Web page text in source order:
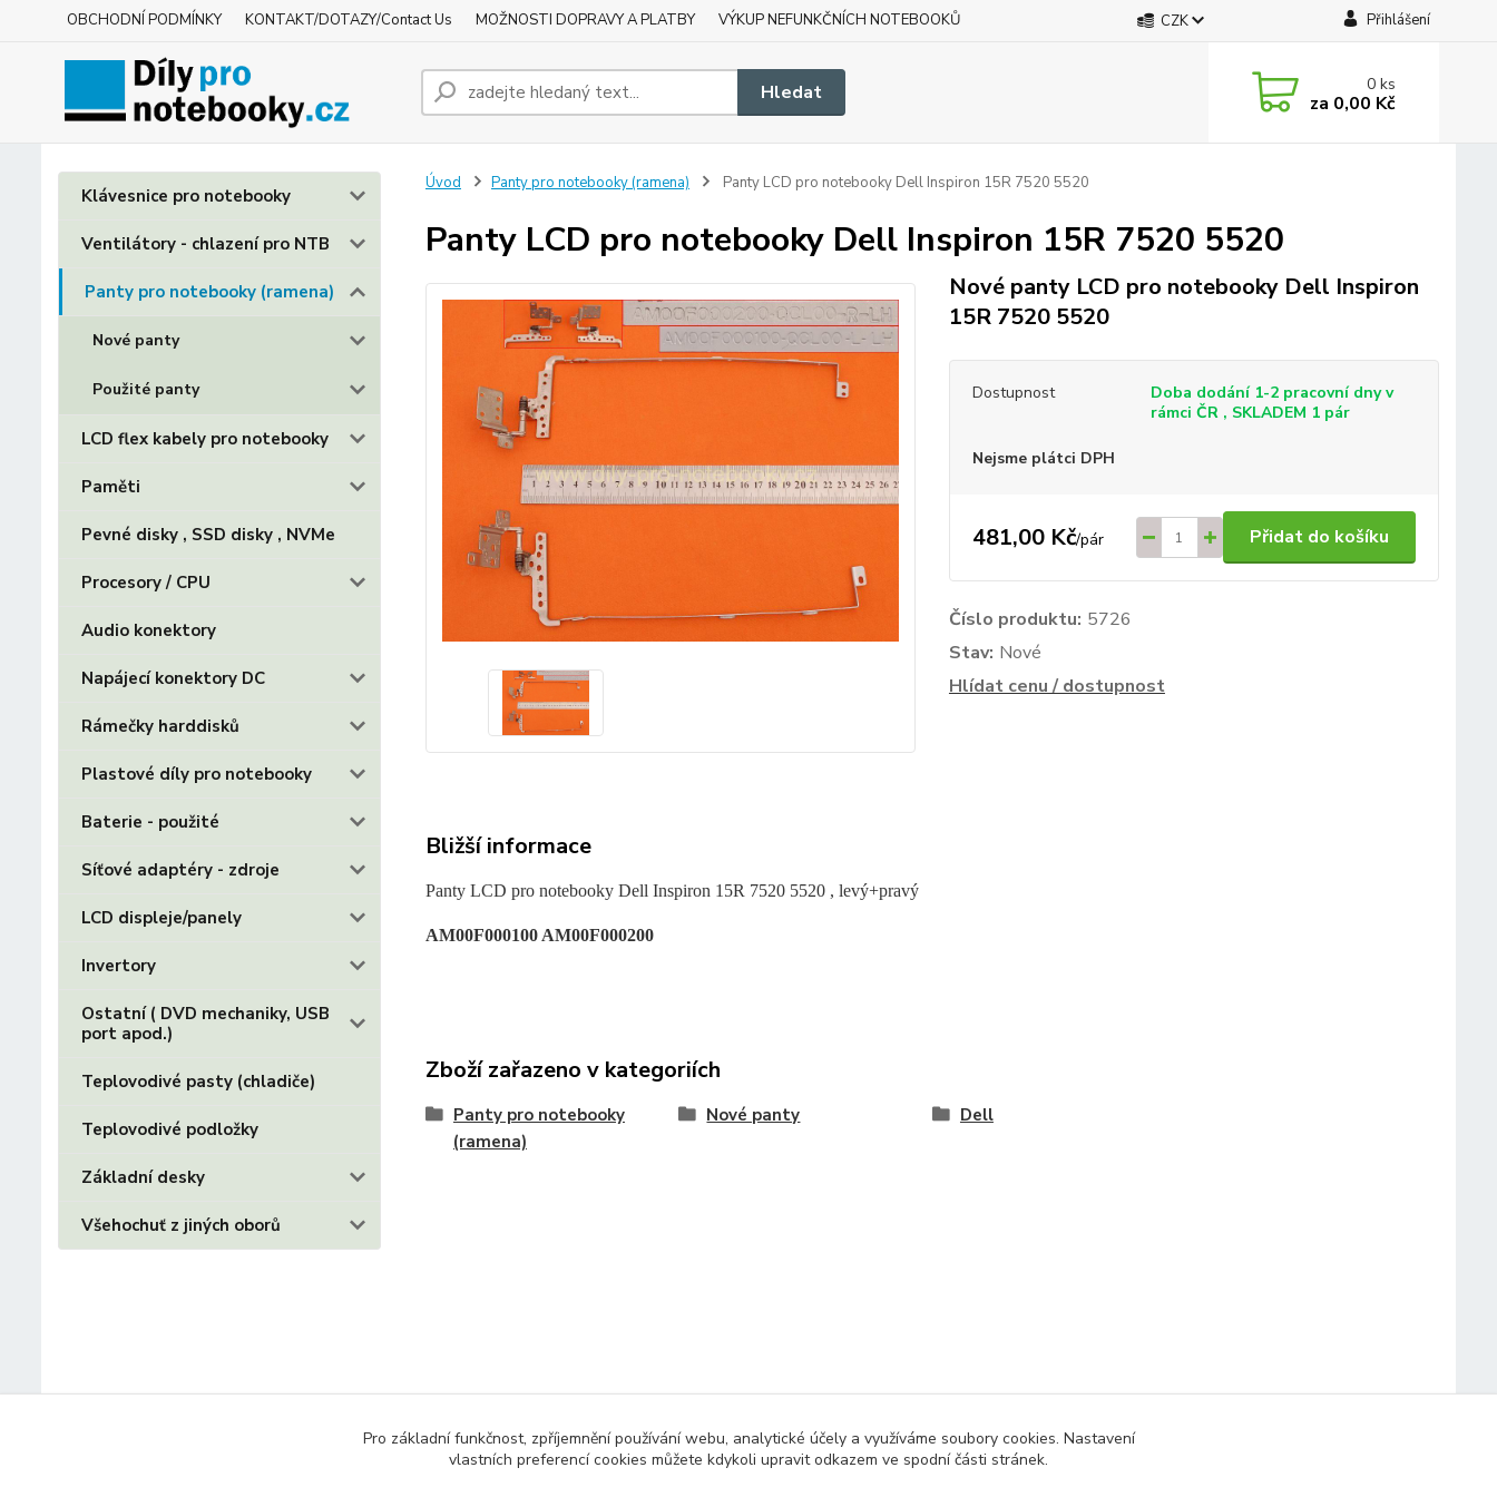
OBCHODNÍ PODMÍNKY KONTAKT/DOTAZY/Contact Us MOŽNOSTI DOPRAVY A PLATBY VÝKUP NEFUNKČNÍCH NOTEBOOKŮ CZK Přihlášení
Hledat 0ks
za 0,00 Kč
Klávesnice pro notebooky
Ventilátory - chlazení pro NTB
Panty pro notebooky (ramena)
Nové panty
Použité panty
LCD flex kabely pro notebooky
Paměti
Pevné disky , SSD disky , NVMe
Procesory / CPU
Audio konektory
Napájecí konektory DC
Rámečky harddisků
Plastové díly pro notebooky
Baterie - použité
Síťové adaptéry - zdroje
LCD displeje/panely
Invertory
Ostatní ( DVD mechaniky, USB
port apod.)
Teplovodivé pasty (chladiče)
Teplovodivé podložky
Základní desky
Všehochuť z jiných oborů
Úvod Panty pro notebooky (ramena) Panty LCD pro notebooky Dell Inspiron 15R 7520 5520
Panty LCD pro notebooky Dell Inspiron 15R 7520 5520
Nové panty LCD pro notebooky Dell Inspiron
15R 7520 5520
Dostupnost
Doba dodání 1-2 pracovní dny v
rámci ČR , SKLADEM 1 pár
Nejsme plátci DPH
481,00 Kč/pár Přidat do košíku
Číslo produktu: 5726
Stav: Nové
Hlídat cenu / dostupnost
Bližší informace
Panty LCD pro notebooky Dell Inspiron 15R 7520 5520 , levý+pravý
AM00F000100 AM00F000200
Zboží zařazeno v kategoriích
Panty pro notebooky
(ramena)
Nové panty Dell
Pro základní funkčnost, zpříjemnění používání webu, analytické účely a využíváme soubory cookies. Nastavení
vlastních preferencí cookies můžete kdykoli upravit odkazem ve spodní části stránek.